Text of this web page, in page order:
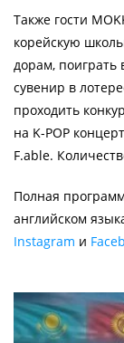
Также гости
корейскую
дорам, поиграть
сувенир в
проходить
на K-POP
F.able.
Полная
английском
Instagram и